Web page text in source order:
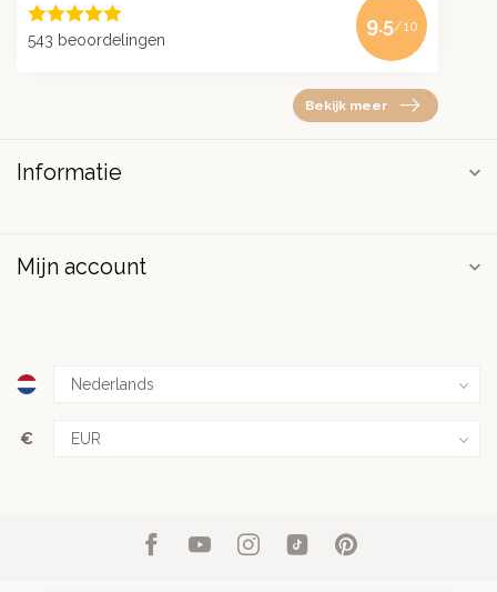
543 beoordelingen
9.5/10
Bekijk meer
Informatie
Mijn account
€